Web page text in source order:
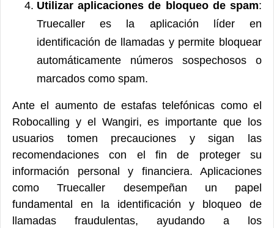
Utilizar aplicaciones de bloqueo de spam:
Truecaller es la aplicación líder en
identificación de llamadas y permite bloquear
automáticamente números sospechosos o
marcados como spam.
Ante el aumento de estafas telefónicas como el
Robocalling y el Wangiri, es importante que los
usuarios tomen precauciones y sigan las
recomendaciones con el fin de proteger su
información personal y financiera. Aplicaciones
como Truecaller desempeñan un papel
fundamental en la identificación y bloqueo de
llamadas fraudulentas, ayudando a los